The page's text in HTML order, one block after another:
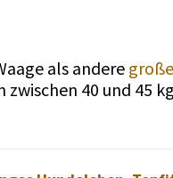
als andere
40 und 45